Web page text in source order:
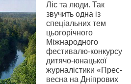
Ліс та люди. Так
звучить одна із
спеціальних тем
цьогорічного
Міжнародного
фестивалю-конкурсу
дитячо-юнацької
журналістики «Прес-
весна на Дніпрових